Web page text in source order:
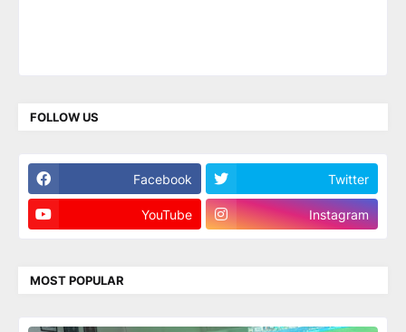
FOLLOW US
Facebook Twitter
YouTube Instagram
MOST POPULAR